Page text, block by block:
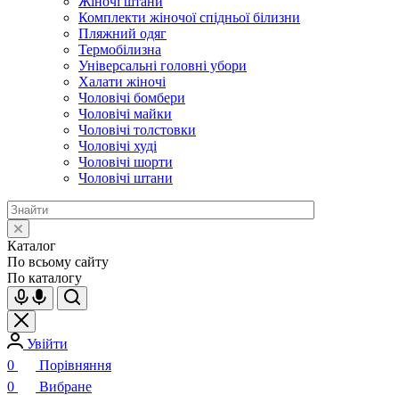
Комплекти жіночої спідньої білизни
Пляжний одяг
Термобілизна
Універсальні головні убори
Халати жіночі
Чоловічі бомбери
Чоловічі майки
Чоловічі толстовки
Чоловічі худі
Чоловічі шорти
Чоловічі штани
Каталог
По всьому сайту
По каталогу
Увійти
0
Порівняння
0
Вибране